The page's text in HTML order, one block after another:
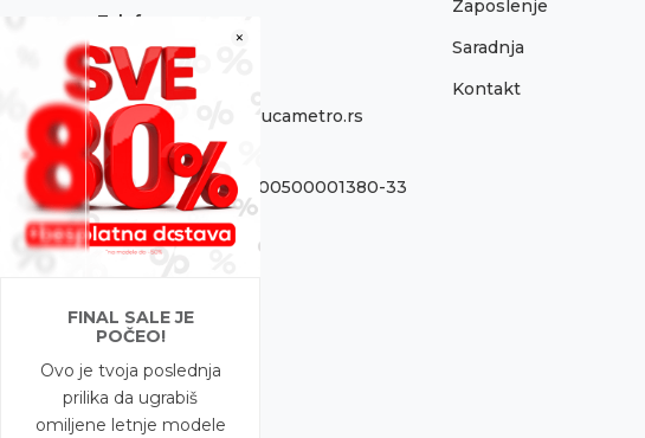
×
FINAL SALE JE
POČEO!
Ovo je tvoja poslednja
prilika da ugrabiš
omiljene letnje modele
Telefon:
021 795 3001
Email:
onlinepodrska@obucametro.rs
Račun:
OTP Banka 325-9500500001380-33
PIB:
100637224
08698856
Zaposlenje
Saradnja
Kontakt